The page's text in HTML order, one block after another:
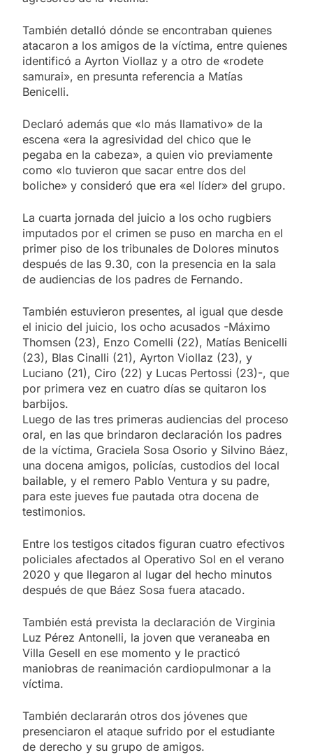
También detalló dónde se encontraban quienes
atacaron a los amigos de la víctima, entre quienes
identificó a Ayrton Viollaz y a otro de «rodete
samurai», en presunta referencia a Matías
Benicelli.
Declaró además que «lo más llamativo» de la
escena «era la agresividad del chico que le
pegaba en la cabeza», a quien vio previamente
como «lo tuvieron que sacar entre dos del
boliche» y consideró que era «el líder» del grupo.
La cuarta jornada del juicio a los ocho rugbiers
imputados por el crimen se puso en marcha en el
primer piso de los tribunales de Dolores minutos
después de las 9.30, con la presencia en la sala
de audiencias de los padres de Fernando.
También estuvieron presentes, al igual que desde
el inicio del juicio, los ocho acusados -Máximo
Thomsen (23), Enzo Comelli (22), Matías Benicelli
(23), Blas Cinalli (21), Ayrton Viollaz (23), y
Luciano (21), Ciro (22) y Lucas Pertossi (23)-, que
por primera vez en cuatro días se quitaron los
barbijos.
Luego de las tres primeras audiencias del proceso
oral, en las que brindaron declaración los padres
de la víctima, Graciela Sosa Osorio y Silvino Báez,
una docena amigos, policías, custodios del local
bailable, y el remero Pablo Ventura y su padre,
para este jueves fue pautada otra docena de
testimonios.
Entre los testigos citados figuran cuatro efectivos
policiales afectados al Operativo Sol en el verano
2020 y que llegaron al lugar del hecho minutos
después de que Báez Sosa fuera atacado.
También está prevista la declaración de Virginia
Luz Pérez Antonelli, la joven que veraneaba en
Villa Gesell en ese momento y le practicó
maniobras de reanimación cardiopulmonar a la
víctima.
También declararán otros dos jóvenes que
presenciaron el ataque sufrido por el estudiante
de derecho y su grupo de amigos.